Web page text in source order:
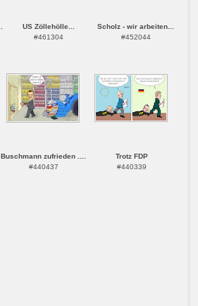
US Zöllehölle...
#461304
Scholz - wir arbeiten...
#452044
Buschmann zufrieden ....
#440437
Trotz FDP
#440339